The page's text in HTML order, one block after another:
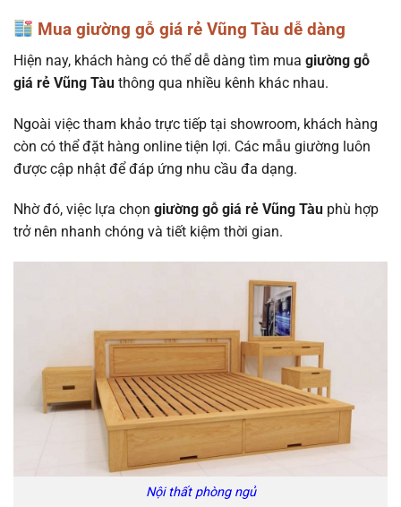
Mua giường gỗ giá rẻ Vũng Tàu dễ dàng
Hiện nay, khách hàng có thể dễ dàng tìm mua giường gỗ
giá rẻ Vũng Tàu thông qua nhiều kênh khác nhau.
Ngoài việc tham khảo trực tiếp tại showroom, khách hàng
còn có thể đặt hàng online tiện lợi. Các mẫu giường luôn
được cập nhật để đáp ứng nhu cầu đa dạng.
Nhờ đó, việc lựa chọn giường gỗ giá rẻ Vũng Tàu phù hợp
trở nên nhanh chóng và tiết kiệm thời gian.
Nội thất phòng ngủ